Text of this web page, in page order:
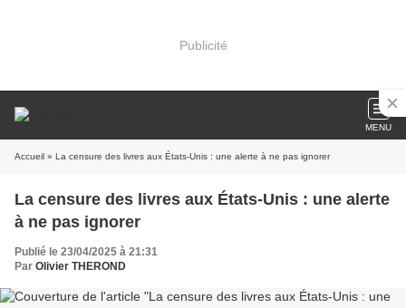
Publicité
MENU
Accueil » La censure des livres aux États-Unis : une alerte à ne pas ignorer
La censure des livres aux États-Unis : une alerte
à ne pas ignorer
Publié le 23/04/2025 à 21:31
Par Olivier THEROND